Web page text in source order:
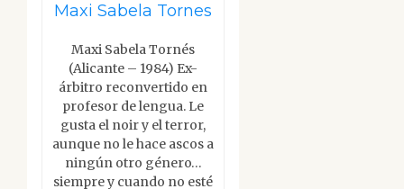
Maxi Sabela Tornes
Maxi Sabela Tornés
(Alicante – 1984) Ex-
árbitro reconvertido en
profesor de lengua. Le
gusta el noir y el terror,
aunque no le hace ascos a
ningún otro género…
siempre y cuando no esté